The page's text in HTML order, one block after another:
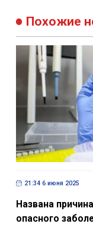
Похожие
21:34 6 июня 2025
Названа
опасного